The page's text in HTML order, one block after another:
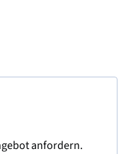
anfordern.